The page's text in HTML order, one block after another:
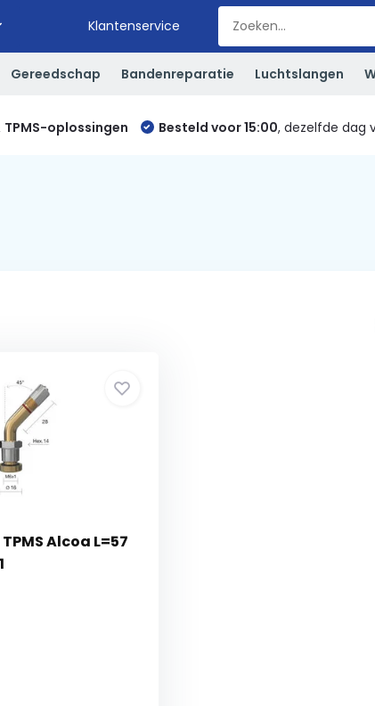
Klantenservice
Gereedschap Bandenreparatie Luchtslangen
TPMS-oplossingen Besteld voor 15:00, dezelfde dag
Alcoa L=57